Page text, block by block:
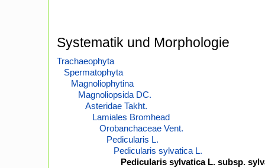
Systematik und Morphologie
Trachaeophyta
Spermatophyta
Magnoliophytina
Magnoliopsida DC.
Asteridae Takht.
Lamiales Bromhead
Orobanchaceae Vent.
Pedicularis L.
Pedicularis sylvatica L.
Pedicularis sylvatica L. subsp.